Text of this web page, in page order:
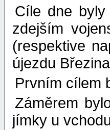
Cíle dne
zdejším
(respektive
újezdu
Prvním cílem
Záměrem
jímky u